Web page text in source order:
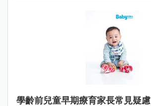
學齡前兒童早期療育家長常見疑慮